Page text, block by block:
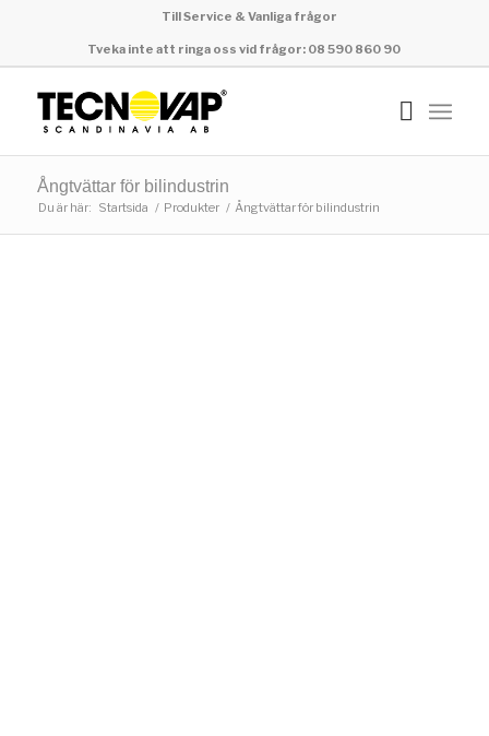
Till Service & Vanliga frågor
Tveka inte att ringa oss vid frågor: 08 590 860 90
Ångtvättar för bilindustrin
Du är här: Startsida / Produkter / Ångtvättar för bilindustrin